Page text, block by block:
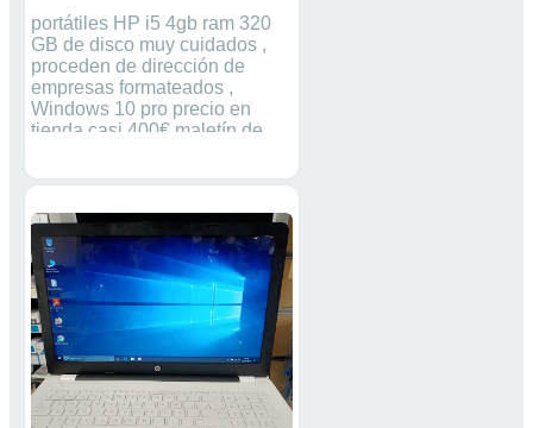
portátiles HP i5 4gb ram 320
GB de disco muy cuidados ,
proceden de dirección de
empresas formateados ,
Windows 10 pro precio en
tienda casi 400€ maletín de